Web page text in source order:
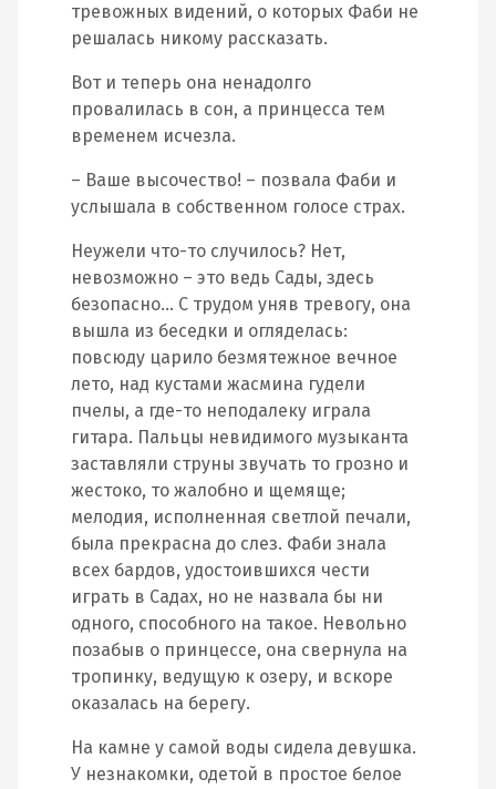
тревожных видений, о которых Фаби не
решалась никому рассказать.
Вот и теперь она ненадолго
провалилась в сон, а принцесса тем
временем исчезла.
– Ваше высочество! – позвала Фаби и
услышала в собственном голосе страх.
Неужели что-то случилось? Нет,
невозможно – это ведь Сады, здесь
безопасно… С трудом уняв тревогу, она
вышла из беседки и огляделась:
повсюду царило безмятежное вечное
лето, над кустами жасмина гудели
пчелы, а где-то неподалеку играла
гитара. Пальцы невидимого музыканта
заставляли струны звучать то грозно и
жестоко, то жалобно и щемяще;
мелодия, исполненная светлой печали,
была прекрасна до слез. Фаби знала
всех бардов, удостоившихся чести
играть в Садах, но не назвала бы ни
одного, способного на такое. Невольно
позабыв о принцессе, она свернула на
тропинку, ведущую к озеру, и вскоре
оказалась на берегу.
На камне у самой воды сидела девушка.
У незнакомки, одетой в простое белое